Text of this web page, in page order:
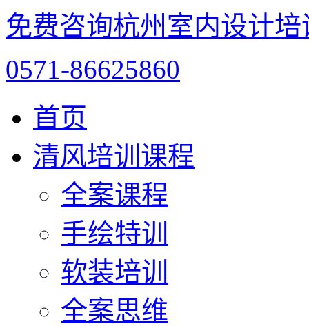
免费咨询杭州室内设计
0571-86625860
首页
清风培训课程
全案课程
手绘特训
软装培训
全案思维